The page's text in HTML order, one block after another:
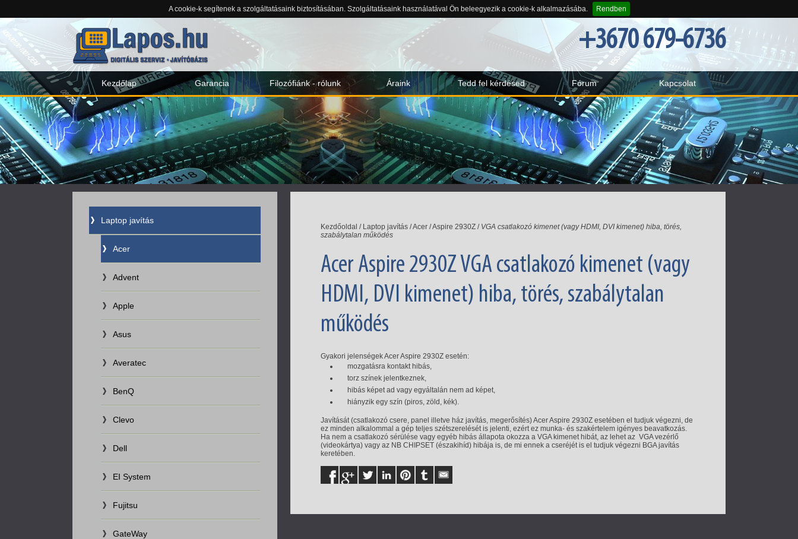
A cookie-k segítenek a szolgáltatásaink biztosításában. Szolgáltatásaink használatával Ön beleegyezik a cookie-k alkalmazásába. Rendben
+3670 679-6736
Kezdőlap Garancia Filozófiánk - rólunk Áraink Tedd fel kérdésed Fórum Kapcsolat
Laptop javítás
Acer
Advent
Apple
Asus
Averatec
BenQ
Clevo
Dell
EI System
Fujitsu
GateWay
Kezdőoldal / Laptop javítás/Acer/Aspire 2930Z/ VGA csatlakozó kimenet (vagy HDMI, DVI kimenet) hiba, törés,
szabálytalan működés
Acer Aspire 2930Z VGA csatlakozó kimenet (vagy
HDMI, DVI kimenet) hiba, törés, szabálytalan
működés
Gyakori jelenségek Acer Aspire 2930Z esetén:
mozgatásra kontakt hibás,
torz színek jelentkeznek,
hibás képet ad vagy egyáltalán nem ad képet,
hiányzik egy szín (piros, zöld, kék).
Javítását (csatlakozó csere, panel illetve ház javítás, megerősítés) Acer Aspire 2930Z esetében el tudjuk végezni, de
ez minden alkalommal a gép teljes szétszerelését is jelenti, ezért ez munka- és szakértelem igényes beavatkozás.
Ha nem a csatlakozó sérülése vagy egyéb hibás állapota okozza a VGA kimenet hibát, az lehet az VGA vezérlő
(videokártya) vagy az NB CHIPSET (északihíd) hibája is, de mi ennek a cseréjét is el tudjuk végezni BGA javítás
keretében.